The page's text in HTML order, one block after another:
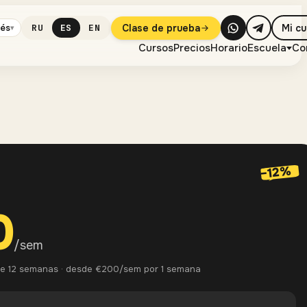
▾ RU ES EN Clase de prueba Mi
CursosPreciosHorarioEscuela
−12%
/sem
12 semanas · desde €200/sem por 1 semana